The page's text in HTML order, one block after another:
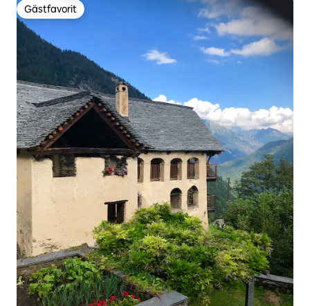
Gästfavorit
Gästfavorit